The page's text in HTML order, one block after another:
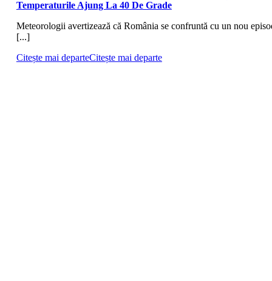
Temperaturile Ajung La 40 De Grade
Meteorologii avertizează că România se confruntă cu un nou
[...]
Citește mai departeCitește mai departe